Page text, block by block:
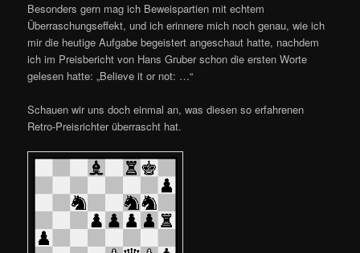
Besonders gern mag ich Beweispartien mit echtem
Überraschungseffekt, und ich erinnere mich noch genau, wie ich
mir die heutige Aufgabe begeistert angeschaut hatte, nachdem
ich im Preisbericht von Hans Gruber schon die ersten Worte
gelesen hatte: „Believe it or not: …“
Schauen wir uns doch einmal an, was diesen so erfahrenen
Retro-Preisrichter überrascht hat.